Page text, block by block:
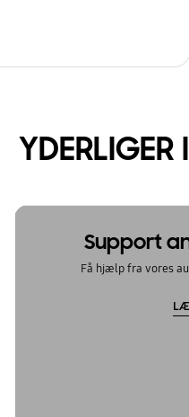
Support
Få hjælp fra vores